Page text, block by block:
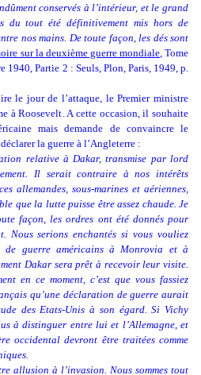
conservés à l’intérieur, et le grand
du tout été définitivement mis hors de
nos mains. De toute façon, les dés sont
sur la deuxième guerre mondiale, Tome
1940, Partie 2 : Seuls, Plon, Paris, 1949, p.
le jour de l’attaque, le Premier ministre
à Roosevelt. A cette occasion, il souhaite
mais demande de convaincre le
la guerre à l’Angleterre :
relative à Dakar, transmise par lord
Il serait contraire à nos intérêts
allemandes, sous-marines et aériennes,
que la lutte puisse être assez chaude. Je
façon, les ordres ont été donnés pour
Nous serions enchantés si vous vouliez
de guerre américains à Monrovia et à
Dakar sera prêt à recevoir leur visite.
en ce moment, c’est que vous fassiez
qu’une déclaration de guerre aurait
des Etats-Unis à son égard. Si Vichy
à distinguer entre lui et l’Allemagne, et
occidental devront être traitées comme
allusion à l’invasion. Nous sommes tout